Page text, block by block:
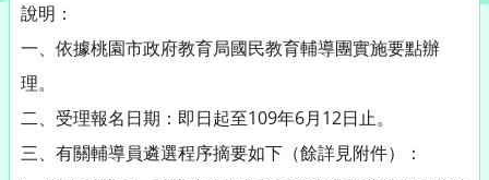
說明：
一、依據桃園市政府教育局國民教育輔導團實施要點辦
理。
二、受理報名日期：即日起至109年6月12日止。
三、有關輔導員遴選程序摘要如下（餘詳見附件）：